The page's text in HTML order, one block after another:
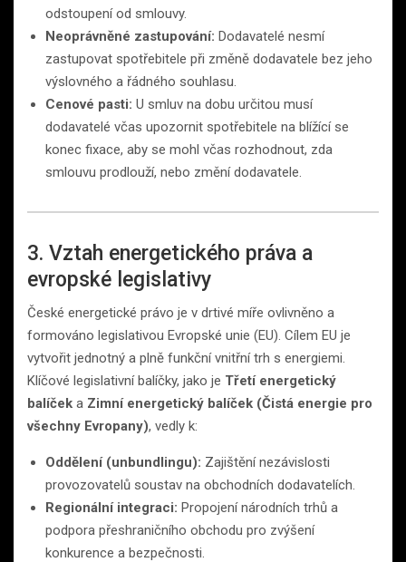
odstoupení od smlouvy.
Neoprávněné zastupování: Dodavatelé nesmí
zastupovat spotřebitele při změně dodavatele bez jeho
výslovného a řádného souhlasu.
Cenové pasti: U smluv na dobu určitou musí
dodavatelé včas upozornit spotřebitele na blížící se
konec fixace, aby se mohl včas rozhodnout, zda
smlouvu prodlouží, nebo změní dodavatele.
3. Vztah energetického práva a
evropské legislativy
České energetické právo je v drtivé míře ovlivněno a
formováno legislativou Evropské unie (EU). Cílem EU je
vytvořit jednotný a plně funkční vnitřní trh s energiemi.
Klíčové legislativní balíčky, jako je Třetí energetický
balíček a Zimní energetický balíček (Čistá energie pro
všechny Evropany), vedly k:
Oddělení (unbundlingu): Zajištění nezávislosti
provozovatelů soustav na obchodních dodavatelích.
Regionální integraci: Propojení národních trhů a
podpora přeshraničního obchodu pro zvýšení
konkurence a bezpečnosti.